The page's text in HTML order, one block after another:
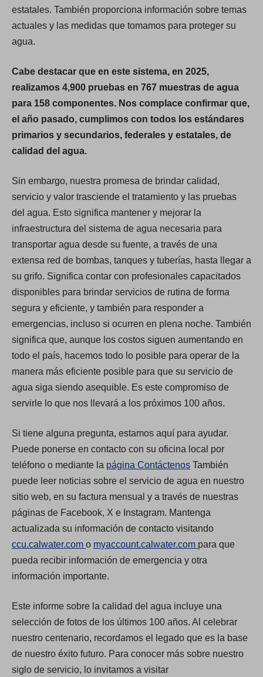
estatales. También proporciona información sobre temas
actuales y las medidas que tomamos para proteger su
agua.
Cabe destacar que en este sistema, en 2025,
realizamos 4,900 pruebas en 767 muestras de agua
para 158 componentes. Nos complace confirmar que,
el año pasado, cumplimos con todos los estándares
primarios y secundarios, federales y estatales, de
calidad del agua.
Sin embargo, nuestra promesa de brindar calidad,
servicio y valor trasciende el tratamiento y las pruebas
del agua. Esto significa mantener y mejorar la
infraestructura del sistema de agua necesaria para
transportar agua desde su fuente, a través de una
extensa red de bombas, tanques y tuberías, hasta llegar a
su grifo. Significa contar con profesionales capacitados
disponibles para brindar servicios de rutina de forma
segura y eficiente, y también para responder a
emergencias, incluso si ocurren en plena noche. También
significa que, aunque los costos siguen aumentando en
todo el país, hacemos todo lo posible para operar de la
manera más eficiente posible para que su servicio de
agua siga siendo asequible. Es este compromiso de
servirle lo que nos llevará a los próximos 100 años.
Si tiene alguna pregunta, estamos aquí para ayudar.
Puede ponerse en contacto con su oficina local por
teléfono o mediante la página Contáctenos También
puede leer noticias sobre el servicio de agua en nuestro
sitio web, en su factura mensual y a través de nuestras
páginas de Facebook, X e Instagram. Mantenga
actualizada su información de contacto visitando
ccu.calwater.com (
O
p
n
s
i
n
a
o myaccount.calwater.com (
O
n
s
i
n
para que
pueda recibir información de emergencia y otra
información importante.
Este informe sobre la calidad del agua incluye una
selección de fotos de los últimos 100 años. Al celebrar
nuestro centenario, recordamos el legado que es la base
de nuestro éxito futuro. Para conocer más sobre nuestro
siglo de servicio, lo invitamos a visitar